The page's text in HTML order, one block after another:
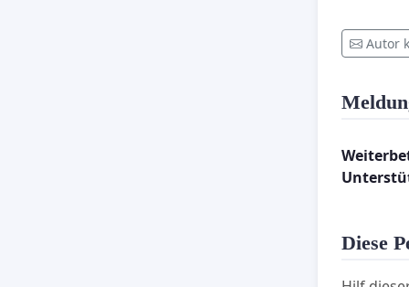
sollte
Autor
Diese